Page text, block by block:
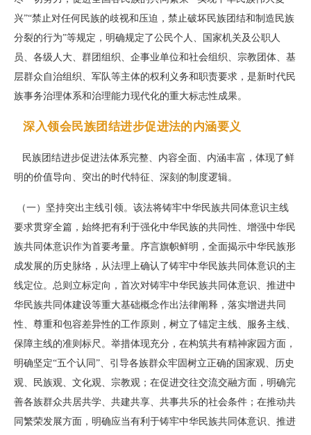
兴”“禁止对任何民族的歧视和压迫，禁止破坏民族团结和制造民族
分裂的行为”等规定，明确规定了公民个人、国家机关及公职人
员、各级人大、群团组织、企事业单位和社会组织、宗教团体、基
层群众自治组织、军队等主体的权利义务和职责要求，是新时代民
族事务治理体系和治理能力现代化的重大标志性成果。
深入领会民族团结进步促进法的内涵要义
民族团结进步促进法体系完整、内容全面、内涵丰富，体现了鲜
明的价值导向、突出的时代特征、深刻的制度逻辑。
（一）坚持突出主线引领。该法将铸牢中华民族共同体意识主线
要求贯穿全篇，始终把有利于强化中华民族的共同性、增强中华民
族共同体意识作为首要考量。序言旗帜鲜明，全面揭示中华民族形
成发展的历史脉络，从法理上确认了铸牢中华民族共同体意识的主
线定位。总则立标定向，首次对铸牢中华民族共同体意识、推进中
华民族共同体建设等重大基础概念作出法律阐释，落实增进共同
性、尊重和包容差异性的工作原则，树立了锚定主线、服务主线、
保障主线的准则标尺。举措体现充分，在构筑共有精神家园方面，
明确坚定“五个认同”、引导各族群众牢固树立正确的国家观、历史
观、民族观、文化观、宗教观；在促进交往交流交融方面，明确完
善各族群众共居共学、共建共享、共事共乐的社会条件；在推动共
同繁荣发展方面，明确应当有利于铸牢中华民族共同体意识、推进